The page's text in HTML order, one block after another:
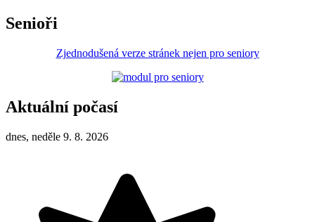
Senioři
Zjednodušená verze stránek nejen pro seniory
Aktuální počasí
dnes, neděle 9. 8. 2026